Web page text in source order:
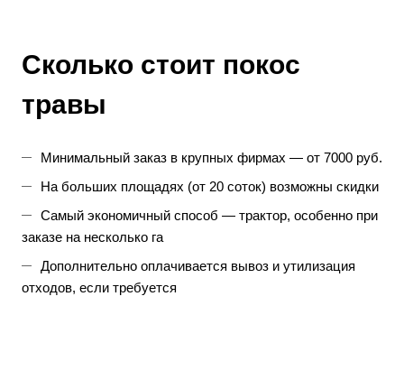
Сколько стоит покос
травы
Минимальный заказ в крупных фирмах — от 7000 руб.
На больших площадях (от 20 соток) возможны скидки
Самый экономичный способ — трактор, особенно при
заказе на несколько га
Дополнительно оплачивается вывоз и утилизация
отходов, если требуется